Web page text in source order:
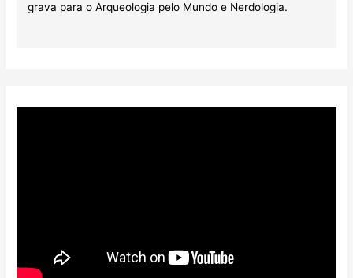
grava para o Arqueologia pelo Mundo e Nerdologia.